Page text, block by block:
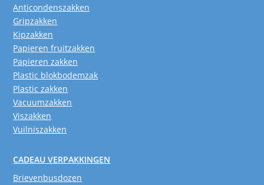
Anticondenszakken
Gripzakken
Kipzakken
Papieren fruitzakken
Papieren zakken
Plastic blokbodemzak
Plastic zakken
Vacuumzakken
Viszakken
Vuilniszakken
CADEAU VERPAKKINGEN
Brievenbusdozen